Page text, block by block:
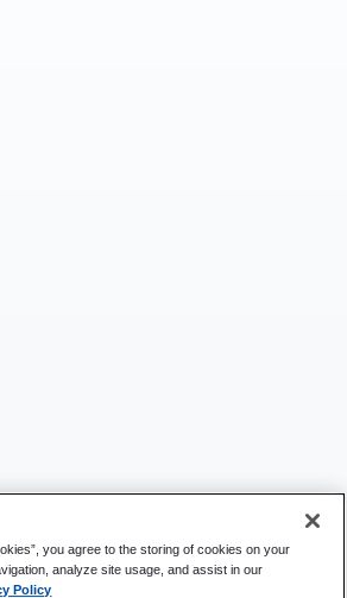
you agree to the storing of cookies on your
analyze site usage, and assist in our
Policy